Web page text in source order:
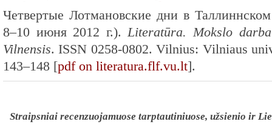
Четвертые Лотмановские дни в
8–10 июня 2012 г.).Literatūra. Mokslo
Vilnensis. ISSN 0258-0802. Vilnius: Vilniaus
143–148 [pdf on literatura.flf.vu.lt].
Straipsniai recenzuojamuose tarptautiniuose, užsienio ir